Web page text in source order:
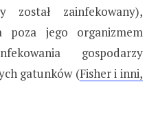
został zainfekowany),
poza jego organizmem
gospodarzy
gatunków (Fisher i inni,